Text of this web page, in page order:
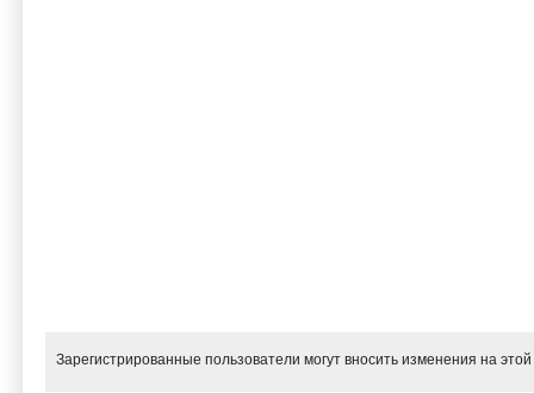
Зарегистрированные пользователи могут вносить изменения на